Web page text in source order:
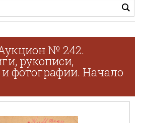
№ 242.
рукописи,
фотографии. Начало